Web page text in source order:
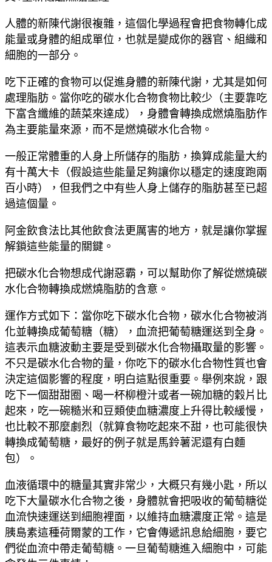
人體的新陳代謝很複雜，這個化學過程會把食物轉化成
能量或身體的組成單位，也就是變成你的器官、組織和
細胞的一部分。
吃下正確的食物可以促進身體的新陳代謝，尤其是如何
處理脂肪。當你吃的碳水化合物食物比較少（主要靠吃
下富含纖維的蔬菜來達成），身體會轉換成燃燒脂肪作
為主要能量來源，而不是燃燒碳水化合物。
一般正常體重的人身上所儲存的脂肪，換算成能量大約
有十萬大卡（假設這些能量足夠讓你以穩定的速度跑兩
百小時），但我們之中有些人身上儲存的脂肪甚至已超
過這個量。
阿金飲食法比其他飲食法更厲害的地方，就是讓你掌握
解鎖這些能量的關鍵。
把碳水化合物想成代謝惡霸，可以幫助你了解從燃燒碳
水化合物轉換成燃燒脂肪的含意。
運作方式如下：當你吃下碳水化合物，碳水化合物被消
化並轉換成葡萄糖（糖），血流把葡萄糖運送到全身。
這表示血糖波動主要是受到碳水化合物攝取量的影響。
不只是碳水化合物的量，你吃下的碳水化合物性質也會
決定這個影響的程度，明白這點很重要。舉例來說，跟
吃下一個甜甜圈、喝一杯柳橙汁或者一碗加糖的穀片比
起來，吃一碗糙米和豆類使血糖濃度上升得比較緩慢，
也比較不那麼劇烈（就算食物吃起來不甜，也可能很快
轉換成葡萄糖，最好的例子就是馬鈴薯泥還有白麵
包）。
血液循環中的糖量其實非常少，大概只有幾小匙，所以
吃下大量碳水化合物之後，身體就會把吸收的葡萄糖從
血流快速運送到細胞裡面，以維持血糖濃度正常。這是
胰島素這種荷爾蒙的工作，它會傳遞訊息給細胞，要它
們從血流中帶走葡萄糖。一旦葡萄糖進入細胞中，可能